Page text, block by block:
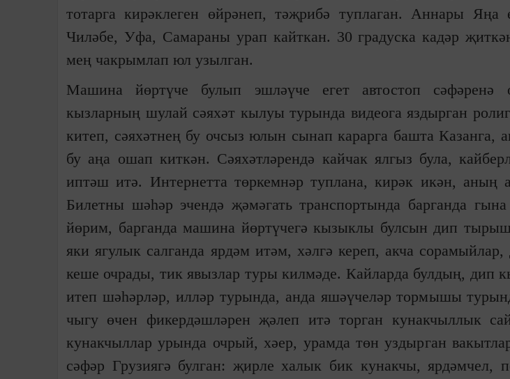
тотарга кирәклеген өйрәнеп, тәҗрибә туплаган. Аннары Яңа
Чиләбе, Уфа, Самараны урап кайткан. 30 градуска кадәр
мең чакрымлап юл узылган.
Машина йөртүче булып эшләүче егет автостоп сәфәренә
кызларның шулай сәяхәт кылуы турында видеога яздырган
китеп, сәяхәтнең бу очсыз юлын сынап карарга башта Казанга,
бу аңа ошап киткән. Сәяхәтләрендә кайчак ялгыз була,
иптәш итә. Интернетта төркемнәр туплана, кирәк икән,
Билетны шәһәр эчендә җәмәгать транспортында барганда
йөрим, барганда машина йөртүчегә кызыклы булсын дип
яки ягулык салганда ярдәм итәм, хәлгә кереп, акча
кеше очрады, тик явызлар туры килмәде. Кайларда булдың, дип
итеп шәһәрләр, илләр турында, анда яшәүчеләр тормышы
чыгу өчен фикердәшләрен җәлеп итә торган кунакчыллык
кунакчыллар урында очрый, хәер, урамда төн уздырган
сәфәр Грузиягә булган: җирле халык бик кунакчы, ярдәмчел,